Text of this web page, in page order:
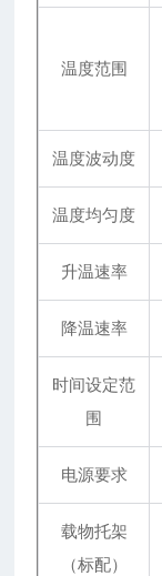
温度范围
温度波动度
温度均匀度
升温速率
降温速率
时间设定范
围
电源要求
载物托架
（标配）